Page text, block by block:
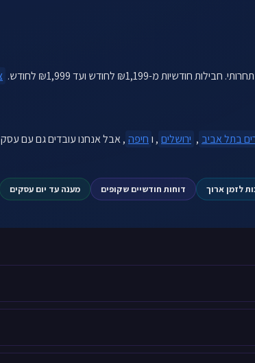
₪1,199 לחודש ועד ₪1,999 לחודש.
בתל אביב , ירושלים , ו חיפה
לזמן ארוך דוחות חודשיים שקופים מענה עד יום עסקים